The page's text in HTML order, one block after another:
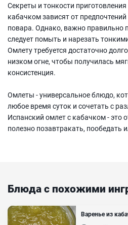
Секреты и тонкости
кабачком зависят от
повара. Однако, важно правильно
следует помыть и нарезать
Омлету требуется достаточно
низком огне, чтобы получилась
консистенция.
Омлеты - универсальное блюдо,
любое время суток и сочетать с
Испанский омлет с кабачком - это
полезно позавтракать, пообедать
Блюда с похожими
Варенье из